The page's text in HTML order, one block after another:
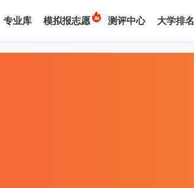
专业库 模拟报志愿 测评中心 大学排名